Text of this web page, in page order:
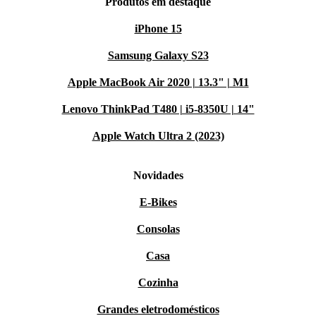
iPhone 15
Samsung Galaxy S23
Apple MacBook Air 2020 | 13.3" | M1
Lenovo ThinkPad T480 | i5-8350U | 14"
Apple Watch Ultra 2 (2023)
Novidades
E-Bikes
Consolas
Casa
Cozinha
Grandes eletrodomésticos